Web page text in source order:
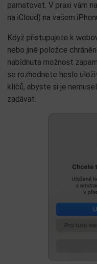
pamatovat. V praxi vám
na iCloud) na vašem
Když přistupujete k
nebo jiné položce
nabídnuta možnost
se rozhodnete heslo
klíčů, abyste si je
zadávat.